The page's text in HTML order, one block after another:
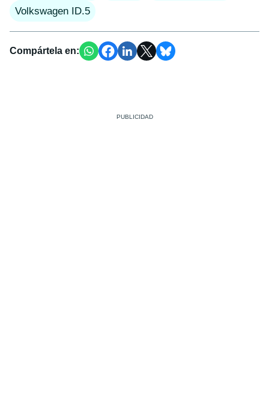
Volkswagen ID.5
Compártela en: